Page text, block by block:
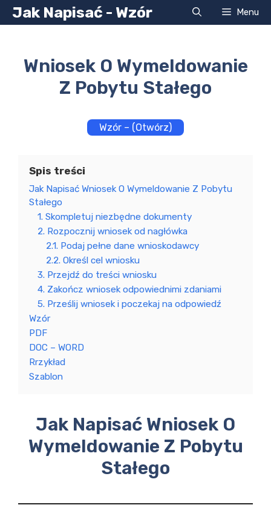
Przejdź
do
Jak Napisać - Wzór Menu
Wniosek O Wymeldowanie
Z Pobytu Stałego
Wzór – (Otwórz)
Spis treści
Jak Napisać Wniosek O Wymeldowanie Z Pobytu
Stałego
1. Skompletuj niezbędne dokumenty
2. Rozpocznij wniosek od nagłówka
2.1. Podaj pełne dane wnioskodawcy
2.2. Określ cel wniosku
3. Przejdź do treści wniosku
4. Zakończ wniosek odpowiednimi zdaniami
5. Prześlij wniosek i poczekaj na odpowiedź
Wzór
PDF
DOC – WORD
Rrzykład
Szablon
Jak Napisać Wniosek O
Wymeldowanie Z Pobytu
Stałego